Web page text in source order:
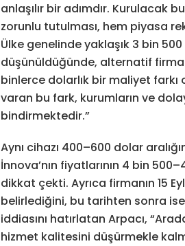
anlaşılır bir adımdır. Kurulacak
zorunlu tutulması, hem piyasa
Ülke genelinde yaklaşık 3 bin
düşünüldüğünde, alternatif
binlerce dolarlık bir maliyet
varan bu fark, kurumların ve
bindirmektedir.”
Aynı cihazı 400–600 dolar
İnnova’nın fiyatlarının 4 bin
dikkat çekti. Ayrıca firmanın 15
belirlediğini, bu tarihten sonra ise
iddiasını hatırlatan Arpacı,
hizmet kalitesini düşürmekle